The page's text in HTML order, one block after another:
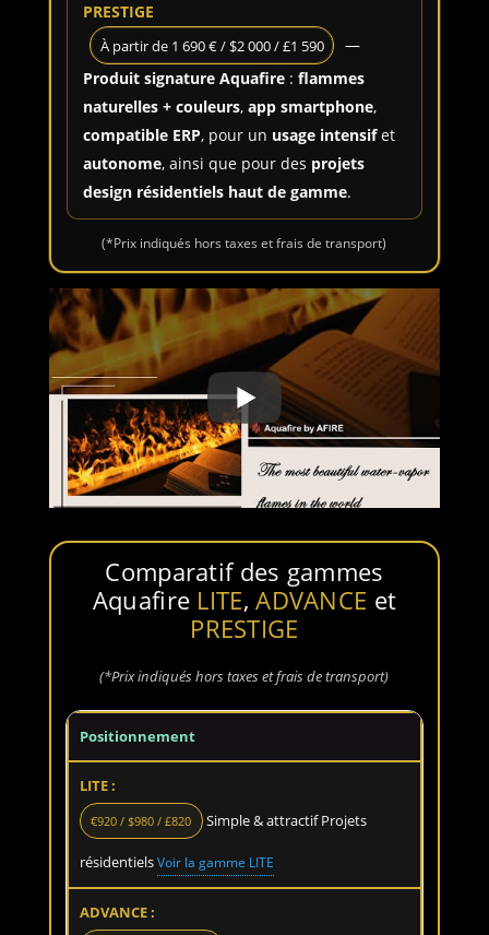
PRESTIGE
À partir de 1 690 € / $2 000 / £1 590
—
Produit signature Aquafire :flammes
naturelles + couleurs,app smartphone,
compatible ERP, pour un usage intensifet
autonome, ainsi que pour des projets
design résidentiels haut de gamme.
(*Prix indiqués hors taxes et frais de transport)
Comparatif des gammes
Aquafire LITE,ADVANCE et
PRESTIGE
(*Prix indiqués hors taxes et frais de transport)
Positionnement
€920 / $980 / £820 Simple & attractif Projets
résidentielsVoir la gamme LITE